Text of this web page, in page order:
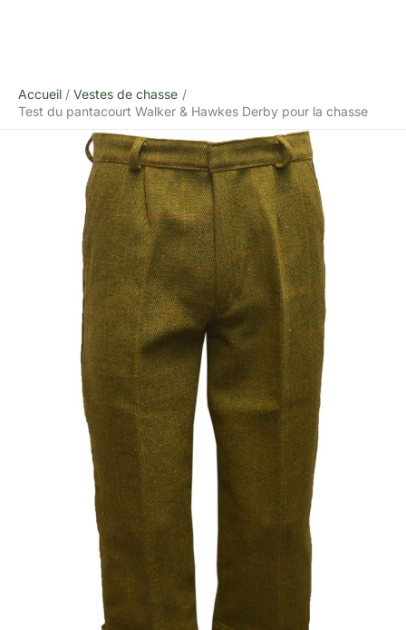
Accueil
Vestes de chasse
Test du pantacourt Walker & Hawkes Derby pour la chasse